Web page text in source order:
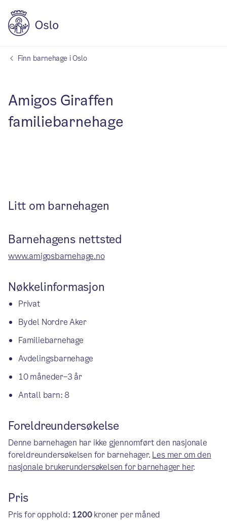
Finn barnehage i Oslo
Amigos Giraffen
familiebarnehage
Litt om barnehagen
Barnehagens nettsted
www.amigosbarnehage.no
Nøkkelinformasjon
Privat
Bydel Nordre Aker
Familiebarnehage
Avdelingsbarnehage
10 måneder–3 år
Antall barn: 8
Foreldreundersøkelse
Denne barnehagen har ikke gjennomført den nasjonale
foreldreundersøkelsen for barnehager. Les mer om den
nasjonale brukerundersøkelsen for barnehager her.
Pris
Pris for opphold: 1200kroner per måned